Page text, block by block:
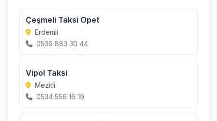
Çeşmeli Taksi Opet
Erdemli
0539 883 30 44
Vipol Taksi
Mezitli
0534 556 16 19